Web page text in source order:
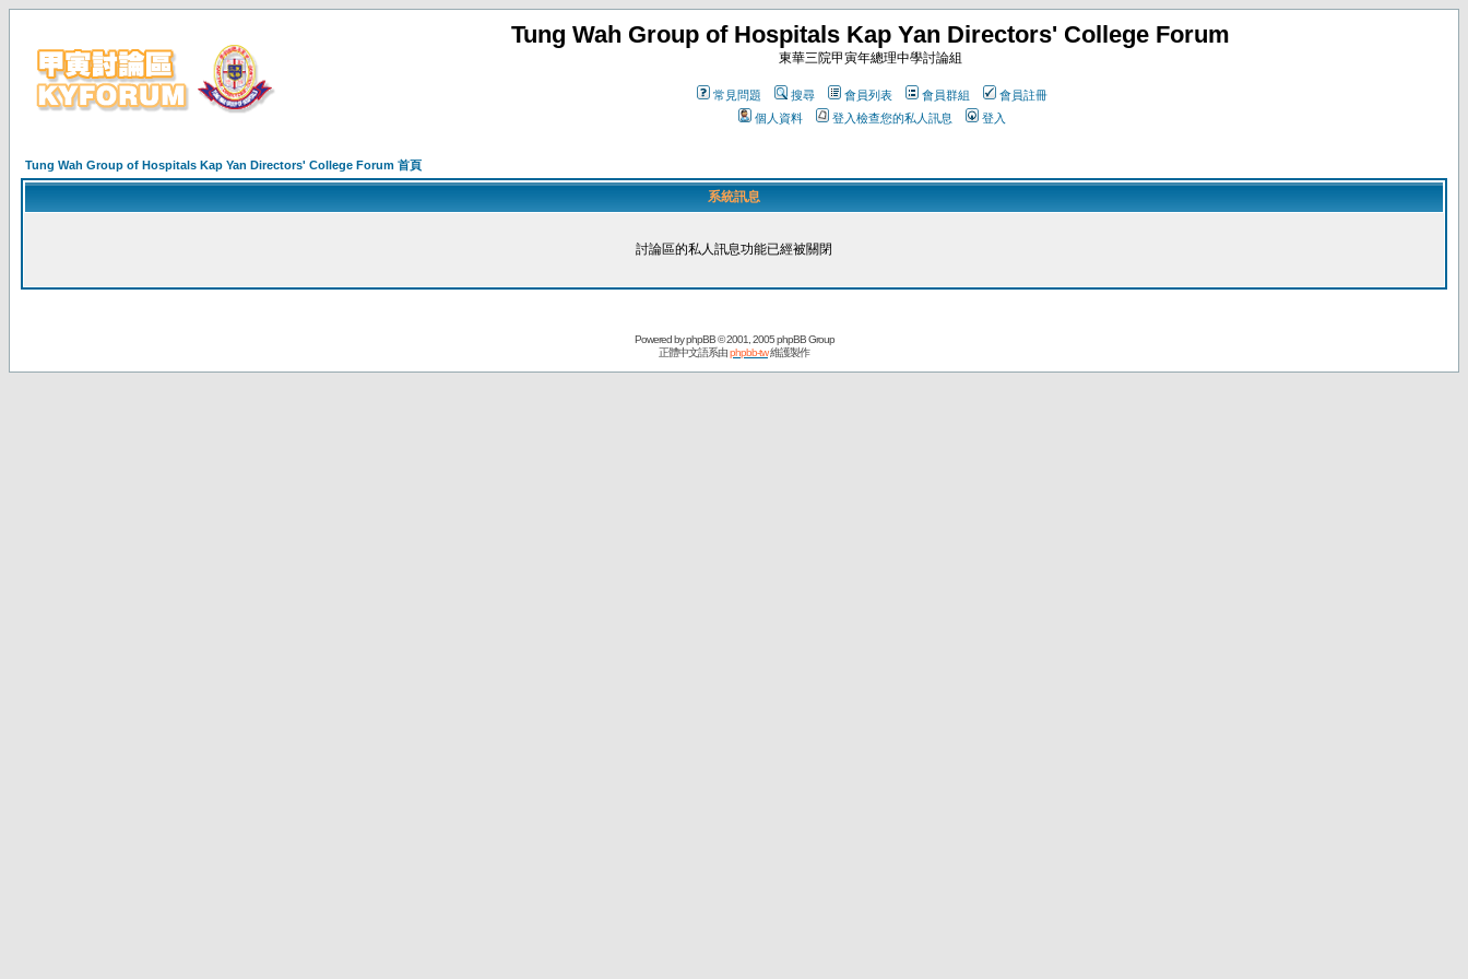
Tung Wah Group of Hospitals Kap Yan Directors' College Forum
東華三院甲寅年總理中學討論組
常見問題 搜尋 會員列表 會員群組
會員註冊
個人資料
登入檢查您的私人訊息 登入
Tung Wah Group of Hospitals Kap Yan Directors' College Forum 首頁
系統訊息
討論區的私人訊息功能已經被關閉
Powered byphpBB© 2001, 2005 phpBB Group
正體中文語系由phpbb-tw維護製作